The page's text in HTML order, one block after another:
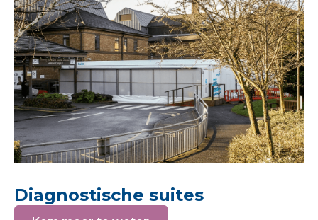
Diagnostische suites